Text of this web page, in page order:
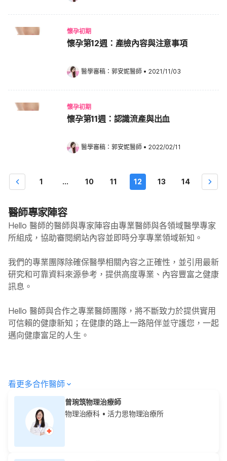
懷孕初期
懷孕第12週：產檢內容與注意事項
醫學審稿： 郭安妮醫師 • 2021/11/03
懷孕初期
懷孕第11週：認識流產與出血
醫學審稿： 郭安妮醫師 • 2022/02/11
1 ... 10 11 12 13 14
醫師專家陣容
Hello 醫師的醫師與專家陣容由專業醫師與各領域醫學專家
所組成，協助審閱網站內容並即時分享專業領域新知。
我們的專業團隊除確保醫學相關內容之正確性，並引用最新
研究和可靠資料來源參考，提供高度專業、內容豐富之健康
訊息。
Hello 醫師與合作之專業醫師團隊，將不斷致力於提供實用
可信賴的健康新知；在健康的路上一路陪伴並守護您，一起
邁向健康富足的人生。
看更多合作醫師
曾琬筑物理治療師
物理治療科 • 活力思物理治療所